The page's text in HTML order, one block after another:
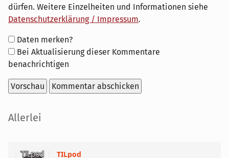
dürfen. Weitere Einzelheiten und Informationen siehe
Datenschutzerklärung / Impressum.
Formular-
Optionen
Daten merken?
Bei Aktualisierung dieser Kommentare
benachrichtigen
Seitenleiste
Allerlei